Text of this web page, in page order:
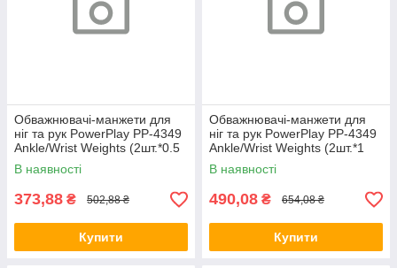
Обважнювачі-манжети для
ніг та рук PowerPlay PP-4349
Ankle/Wrist Weights (2шт.*0.5
kg) (пара) Чорні
В наявності
373,88 ₴ 502,88 ₴
Купити
Обважнювачі-манжети для
ніг та рук PowerPlay PP-4349
Ankle/Wrist Weights (2шт.*1
kg) (пара) Чорні
В наявності
490,08 ₴ 654,08 ₴
Купити